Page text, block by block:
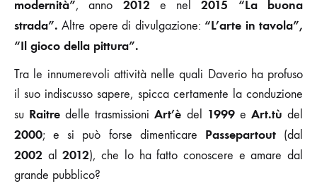
modernità”, anno 2012 e nel2015 “La buona
strada”. Altre opere di divulgazione: “L’arte in tavola”,
“Il gioco della pittura”.
Tra le innumerevoli attività nelle quali Daverio ha profuso
il suo indiscusso sapere, spicca certamente la conduzione
su Raitredelle trasmissioniArt’è del 1999 e Art.tùdel
2000; e si può forse dimenticare Passepartout (dal
2002 al2012), che lo ha fatto conoscere e amare dal
grande pubblico?